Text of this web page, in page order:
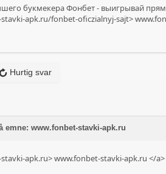
букмекера Фонбет - выигрывай
apk.ru/fonbet-oficzialnyj-sajt>
Hurtig svar
emne: www.fonbet-stavki-apk.ru
apk.ru>www.fonbet-stavki-apk.ru </a>